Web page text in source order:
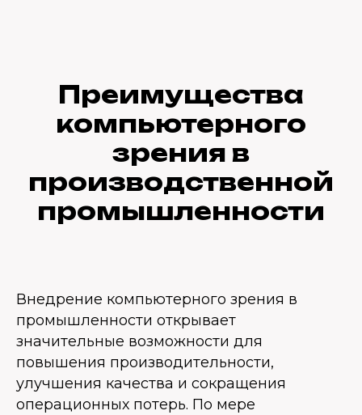
Преимущества
компьютерного
зрения в
производственной
промышленности
Внедрение компьютерного зрения в
промышленности открывает
значительные возможности для
повышения производительности,
улучшения качества и сокращения
операционных потерь. По мере